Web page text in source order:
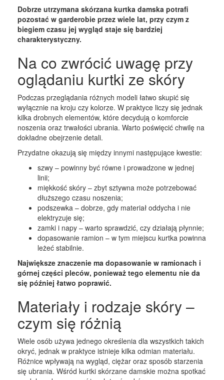
Dobrze utrzymana skórzana kurtka damska potrafi
pozostać w garderobie przez wiele lat, przy czym z
biegiem czasu jej wygląd staje się bardziej
charakterystyczny.
Na co zwrócić uwagę przy
oglądaniu kurtki ze skóry
Podczas przeglądania różnych modeli łatwo skupić się
wyłącznie na kroju czy kolorze. W praktyce liczy się jednak
kilka drobnych elementów, które decydują o komforcie
noszenia oraz trwałości ubrania. Warto poświęcić chwilę na
dokładne obejrzenie detali.
Przydatne okazują się między innymi następujące kwestie:
szwy – powinny być równe i prowadzone w jednej
linii;
miękkość skóry – zbyt sztywna może potrzebować
dłuższego czasu noszenia;
podszewka – dobrze, gdy materiał oddycha i nie
elektryzuje się;
zamki i napy – warto sprawdzić, czy działają płynnie;
dopasowanie ramion – w tym miejscu kurtka powinna
leżeć stabilnie.
Największe znaczenie ma dopasowanie w ramionach i
górnej części pleców, ponieważ tego elementu nie da
się później łatwo poprawić.
Materiały i rodzaje skóry –
czym się różnią
Wiele osób używa jednego określenia dla wszystkich takich
okryć, jednak w praktyce istnieje kilka odmian materiału.
Różnice wpływają na wygląd, ciężar oraz sposób starzenia
się ubrania. Wśród kurtki skórzane damskie można spotkać